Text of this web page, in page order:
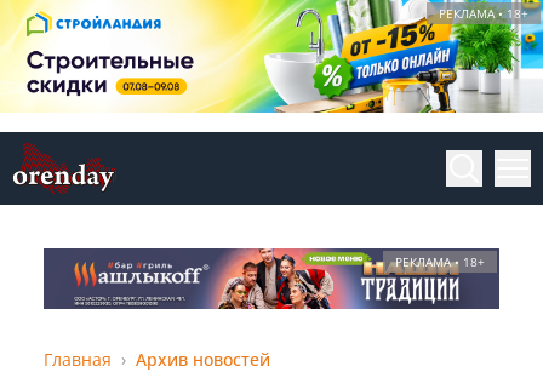
РЕКЛАМА • 18+
РЕКЛАМА • 18+
Главная Архив новостей